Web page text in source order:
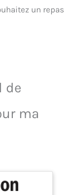
un repas
de
ma